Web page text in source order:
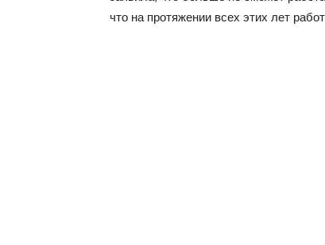
что на протяжении всех этих лет